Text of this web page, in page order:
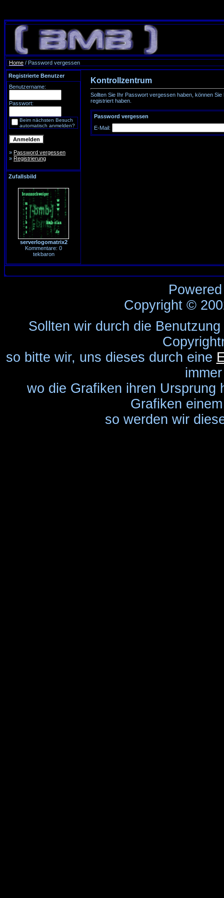
Home / Password vergessen
Registrierte Benutzer
Benutzername:
Passwort:
Beim nächsten Besuch
automatisch anmelden?
» Password vergessen
» Registrierung
Zufallsbild
serverlogomatrix2
Kommentare: 0
tekbaron
Kontrollzentrum
Sollten Sie Ihr Passwort vergessen haben, können
registriert haben.
Password vergessen
E-Mail:
Copyright ©
Sollten wir durch die
so bitte wir, uns dieses durch eine
wo die Grafiken ihren Ursprung
Grafiken
so werden wir